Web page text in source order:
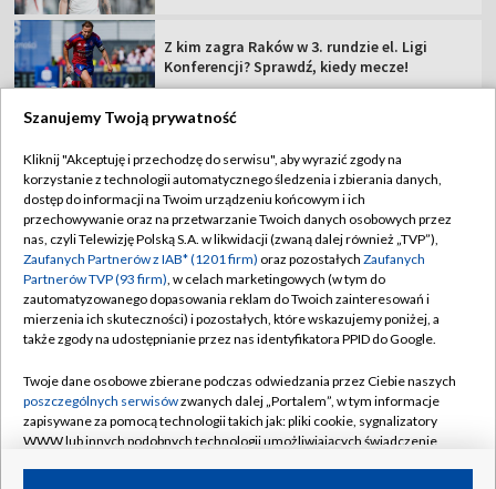
Z kim zagra Raków w 3. rundzie el. Ligi
Konferencji? Sprawdź, kiedy mecze!
TVP
Abonament TVP
Sklep TVP
Biuro Reklamy
Oferta Handlowa
Emisja w TVP
Rada Programowa
Ogłoszenia przetargowe
Regulamin TVP
Polityka prywatności
Moje zgody
Biuro reklamy
Kanały
Szanujemy Twoją prywatność
Kliknij "Akceptuję i przechodzę do serwisu", aby wyrazić zgody na
korzystanie z technologii automatycznego śledzenia i zbierania danych,
dostęp do informacji na Twoim urządzeniu końcowym i ich
przechowywanie oraz na przetwarzanie Twoich danych osobowych przez
nas, czyli Telewizję Polską S.A. w likwidacji (zwaną dalej również „TVP”),
Zaufanych Partnerów z IAB* (1201 firm) oraz pozostałych Zaufanych
Partnerów TVP (93 firm), w celach marketingowych (w tym do
zautomatyzowanego dopasowania reklam do Twoich zainteresowań i
mierzenia ich skuteczności) i pozostałych, które wskazujemy poniżej, a
także zgody na udostępnianie przez nas identyfikatora PPID do Google.
Twoje dane osobowe zbierane podczas odwiedzania przez Ciebie naszych
poszczególnych serwisówzwanych dalej „Portalem”, w tym informacje
zapisywane za pomocą technologii takich jak: pliki cookie, sygnalizatory
WWW lub innych podobnych technologii umożliwiających świadczenie